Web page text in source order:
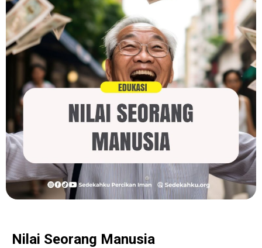
Nilai Seorang Manusia